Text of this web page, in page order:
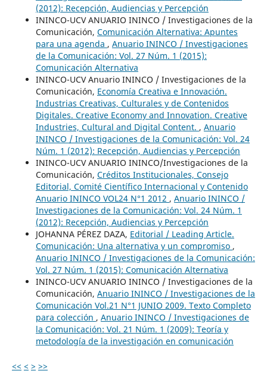
(2012): Recepción, Audiencias y Percepción
ININCO-UCV ANUARIO ININCO / Investigaciones de la
Comunicación, Comunicación Alternativa: Apuntes
para una agenda , Anuario ININCO / Investigaciones
de la Comunicación: Vol. 27 Núm. 1 (2015):
Comunicación Alternativa
ININCO-UCV Anuario ININCO / Investigaciones de la
Comunicación, Economía Creativa e Innovación.
Industrias Creativas, Culturales y de Contenidos
Digitales. Creative Economy and Innovation. Creative
Industries, Cultural and Digital Content. , Anuario
ININCO / Investigaciones de la Comunicación: Vol. 24
Núm. 1 (2012): Recepción, Audiencias y Percepción
ININCO-UCV ANUARIO ININCO/Investigaciones de la
Comunicación, Créditos Institucionales, Consejo
Editorial, Comité Científico Internacional y Contenido
Anuario ININCO VOL24 N°1 2012 , Anuario ININCO /
Investigaciones de la Comunicación: Vol. 24 Núm. 1
(2012): Recepción, Audiencias y Percepción
JOHANNA PÉREZ DAZA, Editorial / Leading Article.
Comunicación: Una alternativa y un compromiso ,
Anuario ININCO / Investigaciones de la Comunicación:
Vol. 27 Núm. 1 (2015): Comunicación Alternativa
ININCO-UCV ANUARIO ININCO / Investigaciones de la
Comunicación, Anuario ININCO / Investigaciones de la
Comunicación Vol.21 N°1 JUNIO 2009. Texto Completo
para colección , Anuario ININCO / Investigaciones de
la Comunicación: Vol. 21 Núm. 1 (2009): Teoría y
metodología de la investigación en comunicación
<< < > >>